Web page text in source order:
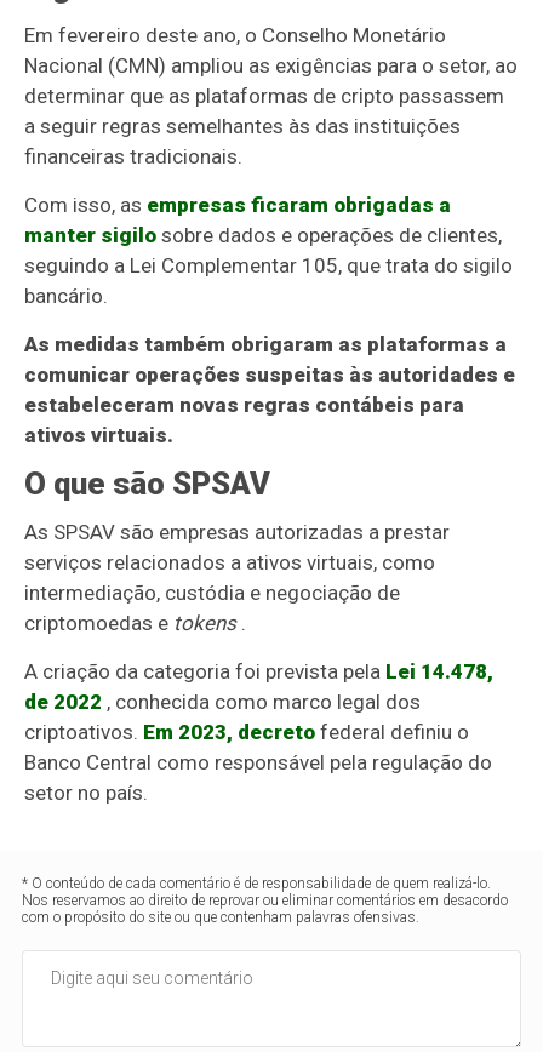
Em fevereiro deste ano, o Conselho Monetário
Nacional (CMN) ampliou as exigências para o setor, ao
determinar que as plataformas de cripto passassem
a seguir regras semelhantes às das instituições
financeiras tradicionais.
Com isso, as empresas ficaram obrigadas a
manter sigilo sobre dados e operações de clientes,
seguindo a Lei Complementar 105, que trata do sigilo
bancário.
As medidas também obrigaram as plataformas a
comunicar operações suspeitas às autoridades e
estabeleceram novas regras contábeis para
ativos virtuais.
O que são SPSAV
As SPSAV são empresas autorizadas a prestar
serviços relacionados a ativos virtuais, como
intermediação, custódia e negociação de
criptomoedas e tokens.
A criação da categoria foi prevista pela Lei 14.478,
de 2022 , conhecida como marco legal dos
criptoativos. Em 2023, decreto federal definiu o
Banco Central como responsável pela regulação do
setor no país.
* O conteúdo de cada comentário é de responsabilidade de quem realizá-lo.
Nos reservamos ao direito de reprovar ou eliminar comentários em desacordo
com o propósito do site ou que contenham palavras ofensivas.